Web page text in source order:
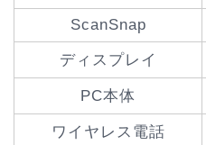
ScanSnap
ディスプレイ
PC本体
ワイヤレス電話